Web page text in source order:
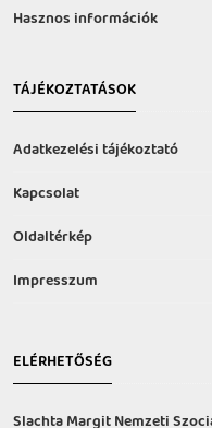
Hasznos információk
TÁJÉKOZTATÁSOK
Adatkezelési tájékoztató
Kapcsolat
Oldaltérkép
Impresszum
ELÉRHETŐSÉG
Slachta Margit Nemzeti